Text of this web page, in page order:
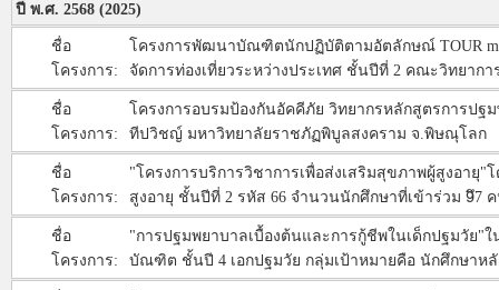
ปี พ.ศ. 2568 (2025)
ชื่อ
โครงการ:
โครงการพัฒนาบัณฑิตนักปฏิบัติตามอัตลักษณ์ TOUR
จัดการท่องเที่ยวระหว่างประเทศ ชั้นปีที่ 2 คณะวิทยากา
ชื่อ
โครงการ:
โครงการอบรมป้องกันอัคคีภัย วิทยากรหลักสูตรการปฐ
ทีปวิชญ์ มหาวิทยาลัยราชภัฏพิบูลสงคราม จ.พิษณุโลก
ชื่อ
โครงการ:
"โครงการบริการวิชาการเพื่อส่งเสริมสุขภาพผู้สูงอา
สูงอายุ ชั้นปีที่ 2 รหัส 66 จำนวนนักศึกษาที่เข้าร่วม 9ึ7
ชื่อ
โครงการ:
"การปฐมพยาบาลเบื้องต้นและการกู้ชีพในเด็กปฐมวั
บัณฑิต ชั้นปี 4 เอกปฐมวัย กลุ่มเป้าหมายคือ นักศึกษาห